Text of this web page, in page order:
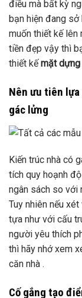
điều mà bất kỳ
bạn hiện đang
muốn thiết kế
tiền đẹp vậy thì
thiết kếmặt dựng
Nên ưu tiên
gác lửng
Kiến trúc nhà có
tích quy hoạnh
ngân sách so với
Tuy nhiên nếu
tựa như với cấu
người yêu thích
thì hãy nhớ xem
căn nhà .
Cố gắng tạo